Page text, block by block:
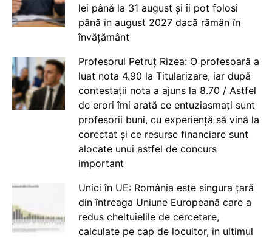
lei până la 31 august și îi pot folosi
până în august 2027 dacă rămân în
învățământ
Profesorul Petruț Rizea: O profesoară a
luat nota 4.90 la Titularizare, iar după
contestații nota a ajuns la 8.70 / Astfel
de erori îmi arată ce entuziasmați sunt
profesorii buni, cu experiență să vină la
corectat și ce resurse financiare sunt
alocate unui astfel de concurs
important
Unici în UE: România este singura țară
din întreaga Uniune Europeană care a
redus cheltuielile de cercetare,
calculate pe cap de locuitor, în ultimul